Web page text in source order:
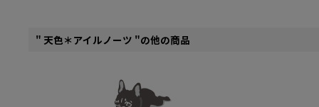
" 天色＊アイルノーツ "の他の商品